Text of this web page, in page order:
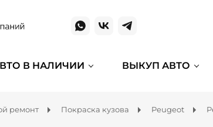
В НАЛИЧИИ ВЫКУП АВТО
ремонт Покраска кузова Peugeot